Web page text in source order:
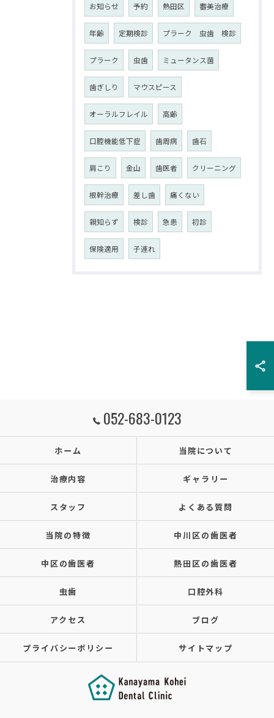
お知らせ 予約 熱田区 審美治療
年齢 定期検診 プラーク 虫歯 検診
プラーク 虫歯 ミュータンス菌
歯ぎしり マウスピース
オーラルフレイル 高齢
口腔機能低下症 歯周病 歯石
肩こり 金山 歯医者 クリーニング
根幹治療 差し歯 痛くない
親知らず 検診 急患 初診
保険適用 子連れ
052-683-0123
ホーム 当院について
治療内容 ギャラリー
スタッフ よくある質問
当院の特徴 中川区の歯医者
中区の歯医者 熱田区の歯医者
虫歯 口腔外科
アクセス ブログ
プライバシーポリシー サイトマップ